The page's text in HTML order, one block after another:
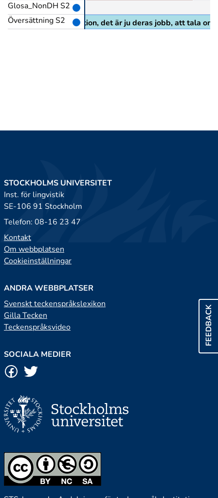
Glosa_NonDH S2
Översättning S2
och ger ingen information, det är ju deras jobb, att tala
FEEDBACK
STOCKHOLMS UNIVERSITET
Inst. för lingvistik
SE-106 91 Stockholm
Telefon: 08-16 23 47
Kontakt
Om webbplatsen
Cookieinställningar
ANDRA WEBBPLATSER
Svenskt teckenspråkslexikon
Gilla Tecken
Teckenspråksvideo
SOCIALA MEDIER